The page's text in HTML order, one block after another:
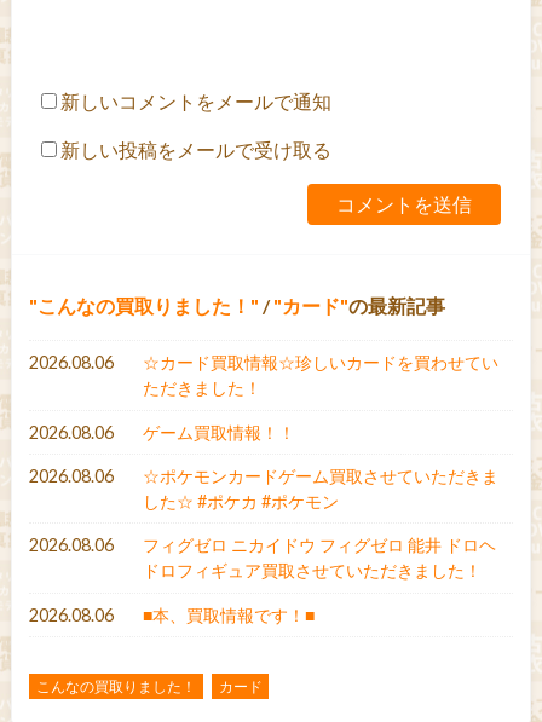
新しいコメントをメールで通知
新しい投稿をメールで受け取る
こんなの買取りました！ / カード の最新記事
2026.08.06
☆カード買取情報☆珍しいカードを買わせてい
ただきました！
2026.08.06 ゲーム買取情報！！
2026.08.06
☆ポケモンカードゲーム買取させていただきま
した☆ #ポケカ #ポケモン
2026.08.06
フィグゼロ ニカイドウ フィグゼロ 能井 ドロヘ
ドロフィギュア買取させていただきました！
2026.08.06 ■本、買取情報です！■
こんなの買取りました！ カード